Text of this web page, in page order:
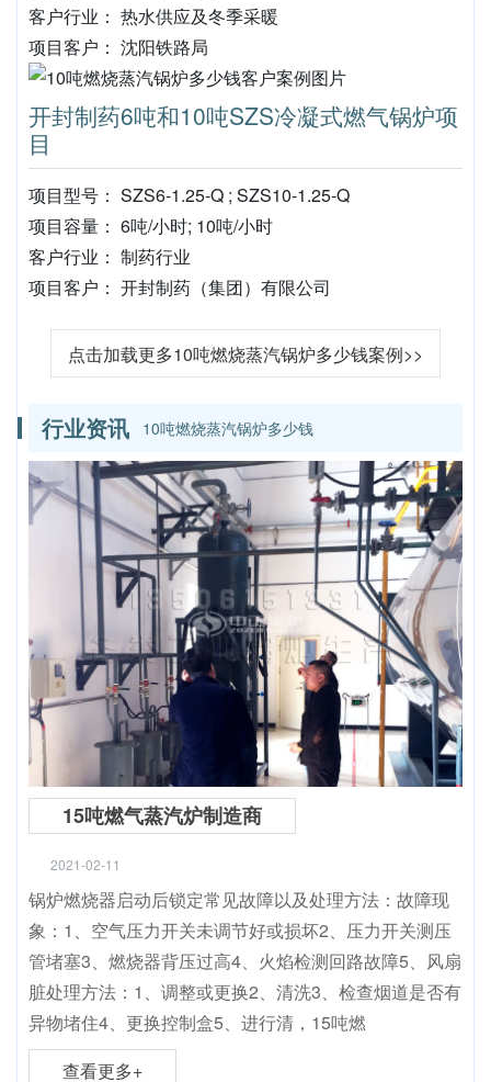
客户行业： 热水供应及冬季采暖
项目客户： 沈阳铁路局
开封制药6吨和10吨SZS冷凝式燃气锅炉项
目
项目型号： SZS6-1.25-Q ; SZS10-1.25-Q
项目容量： 6吨/小时; 10吨/小时
客户行业： 制药行业
项目客户： 开封制药（集团）有限公司
点击加载更多10吨燃烧蒸汽锅炉多少钱案例>>
行业资讯 10吨燃烧蒸汽锅炉多少钱
15吨燃气蒸汽炉制造商
2021-02-11
锅炉燃烧器启动后锁定常见故障以及处理方法：故障现
象：1、空气压力开关未调节好或损坏2、压力开关测压
管堵塞3、燃烧器背压过高4、火焰检测回路故障5、风扇
脏处理方法：1、调整或更换2、清洗3、检查烟道是否有
异物堵住4、更换控制盒5、进行清，15吨燃
查看更多+